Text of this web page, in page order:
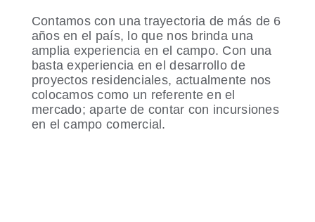
Contamos con una trayectoria de más de 6
años en el país, lo que nos brinda una
amplia experiencia en el campo. Con una
basta experiencia en el desarrollo de
proyectos residenciales, actualmente nos
colocamos como un referente en el
mercado; aparte de contar con incursiones
en el campo comercial.